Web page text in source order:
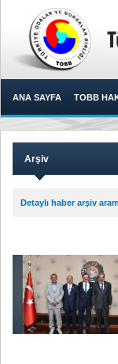
ANA SAYFA TOBB
Arşiv
Detaylı haber arşiv